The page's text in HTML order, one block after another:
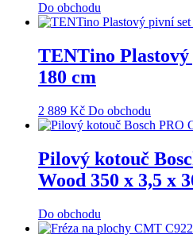
Do obchodu
TENTino
180 cm
2 889 Kč Do obchodu
Pilový kotouč
Wood 350 x 3,5 x
Do obchodu